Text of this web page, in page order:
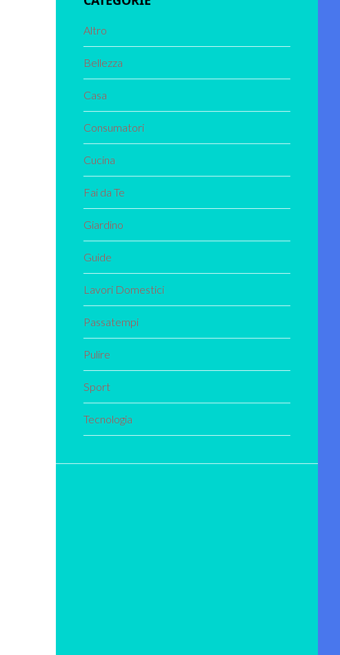
Altro
Bellezza
Casa
Consumatori
Cucina
Fai da Te
Giardino
Guide
Lavori Domestici
Passatempi
Pulire
Sport
Tecnologia